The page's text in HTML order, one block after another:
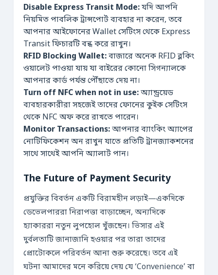
Disable Express Transit Mode:যদি আপনি
নিয়মিত পাবলিক ট্রান্সপোর্ট ব্যবহার না করেন, তবে
আপনার আইফোনের Wallet সেটিংস থেকে Express
Transit ফিচারটি বন্ধ করে রাখুন।
RFID Blocking Wallet:বাজারে অনেক RFID ব্লকিং
ওয়ালেট পাওয়া যায় যা বাইরের কোনো সিগন্যালকে
আপনার কার্ড পর্যন্ত পৌঁছাতে দেয় না।
Turn off NFC when not in use:অ্যান্ড্রয়েড
ব্যবহারকারীরা সহজেই তাদের ফোনের কুইক সেটিংস
থেকে NFC অফ করে রাখতে পারেন।
Monitor Transactions:আপনার ব্যাংকিং অ্যাপের
নোটিফিকেশন অন রাখুন যাতে প্রতিটি ট্রানজ্যাকশনের
সাথে সাথেই আপনি অ্যালার্ট পান।
The Future of Payment Security
প্রযুক্তির বিবর্তন একটি বিরামহীন লড়াই—একদিকে
ডেভেলপাররা নিরাপত্তা বাড়াচ্ছেন, অন্যদিকে
হ্যাকাররা নতুন লুপহোল খুঁজছেন। ভিসার এই
দুর্বলতাটি জানাজানি হওয়ার পর তারা তাদের
প্রোটোকলে পরিবর্তন আনা শুরু করেছে। তবে এই
ঘটনা আমাদের মনে করিয়ে দেয় যে ‘Convenience’ বা